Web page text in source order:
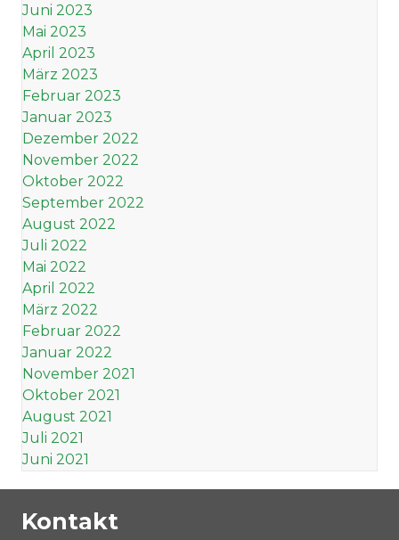
Juni 2023
Mai 2023
April 2023
März 2023
Februar 2023
Januar 2023
Dezember 2022
November 2022
Oktober 2022
September 2022
August 2022
Juli 2022
Mai 2022
April 2022
März 2022
Februar 2022
Januar 2022
November 2021
Oktober 2021
August 2021
Juli 2021
Juni 2021
Kontakt